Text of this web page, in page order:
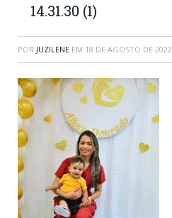
14.31.30 (1)
POR JUZILENE EM 18 DE AGOSTO DE 2022